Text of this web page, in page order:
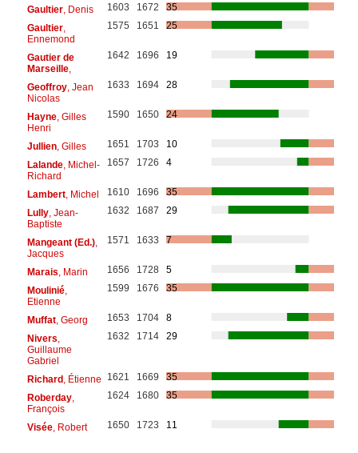
Gaultier, Denis 1603 1672
35
Gaultier,
Ennemond
1575 1651 25
Gautier de
Marseille,
1642 1696 19
Geoffroy, Jean
Nicolas
1633 1694 28
Hayne, Gilles
Henri
1590 1650 24
Jullien, Gilles 1651 1703
10
Lalande, Michel-
Richard
1657 1726 4
Lambert, Michel 1610 1696
35
Lully, Jean-
Baptiste
1632 1687 29
Mangeant (Ed.),
Jacques
1571 1633 7
Marais , Marin 1656 1728
5
Moulinié,
Etienne
1599 1676 35
Muffat, Georg 1653 1704
8
Nivers
Guillaume
Gabriel
1632 1714 29
Richard, Étienne 1621 1669
35
Roberday,
François
1624 1680 35
Visée, Robert 1650 1723 11